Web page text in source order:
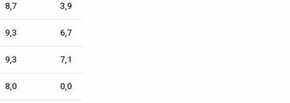
8,7 3,9
9,3 6,7
9,3 7,1
8,0 0,0